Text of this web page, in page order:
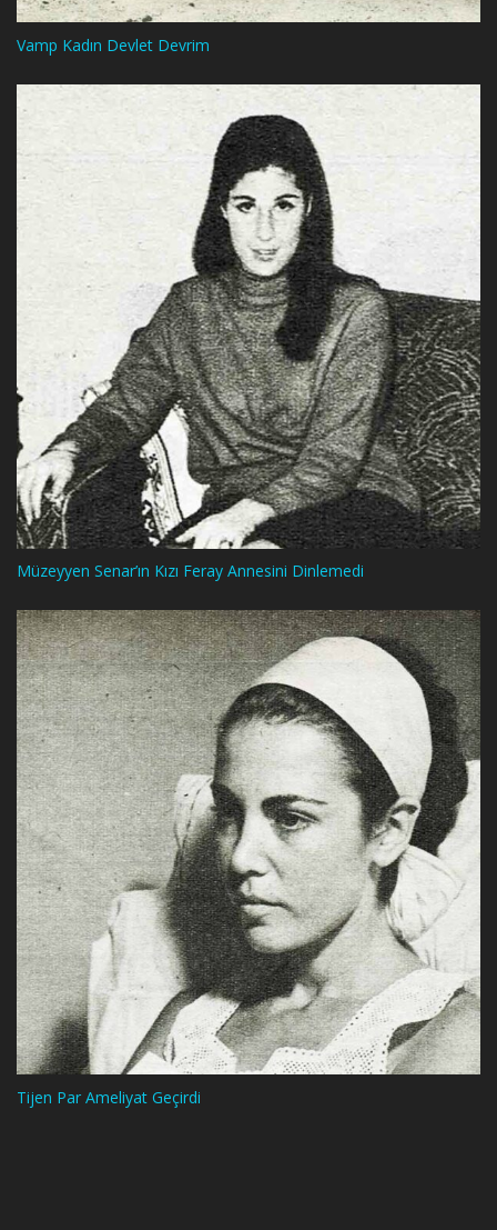
Vamp Kadın Devlet Devrim
Müzeyyen Senar’ın Kızı Feray Annesini Dinlemedi
Tijen Par Ameliyat Geçirdi